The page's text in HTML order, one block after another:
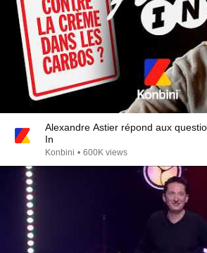
Alexandre Astier répond aux
In
Konbini • 600K views